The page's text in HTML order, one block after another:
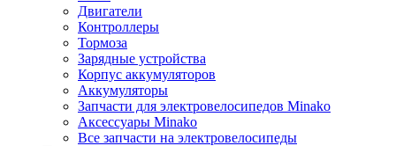
Двигатели
Контроллеры
Тормоза
Зарядные устройства
Корпус аккумуляторов
Аккумуляторы
Запчасти для электровелосипедов Minako
Аксессуары Minako
Все запчасти на электровелосипеды